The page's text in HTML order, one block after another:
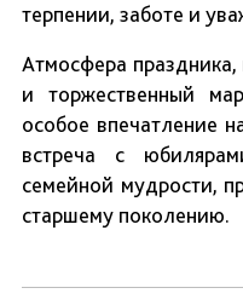
терпении, заботе и
Атмосфера
и торжественный
особое впечатление
встреча с
семейной мудрости,
старшему поколению.